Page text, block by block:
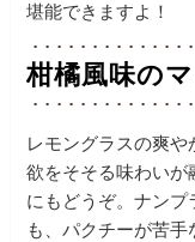
堪能できますよ！
柑橘風味の
レモングラスの爽
欲をそそる味わいが
にもどうぞ。ナンプ
も、パクチーが苦